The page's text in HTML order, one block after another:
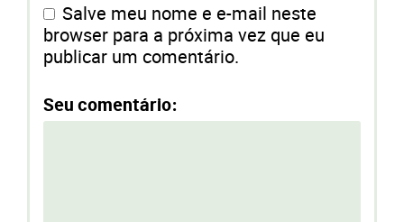
Salve meu nome e e-mail neste
browser para a próxima vez que eu
publicar um comentário.
Seu comentário: